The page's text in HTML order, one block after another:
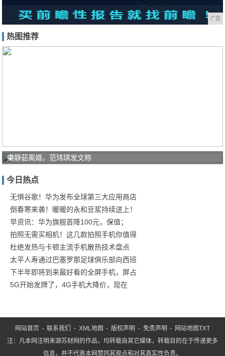
广告
热图推荐
中
电
信
锤
炼
工
业
互
联
网
梁静茹离婚，范玮琪发文称
今日热点
无惧谷歌！华为发布全球第三大应用商店
倒春寒来袭！暖暖的永和豆浆持续送上！
早资讯：华为旗舰首降100元，保值；
拍照无需买相机！这几款拍照手机你值得
杜绝发热与卡顿主流手机散热技术盘点
太平人寿通过巴塞罗那足球俱乐部向西班
下半年即将到来最好看的全屏手机，屏占
5G开始发牌了，4G手机大降价，现在
网站首页 -联系我们 - XML地图 -版权声明 - 免责声明 - 网站地图TXT
注：凡本网注明来源苏财网的作品，均转载自其它媒体，转载目的在于传递更多
信息，并不代表本网赞同其观点和对其真实性负责。